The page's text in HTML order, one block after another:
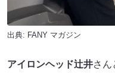
出典: FANY マガジン
アイロンヘッド辻井さん